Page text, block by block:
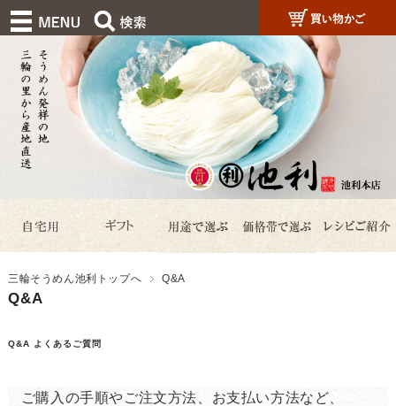
三輪そうめん池利トップへ Q&A
Q&A
Q&A よくあるご質問
ご購入の手順やご注文方法、お支払い方法など、